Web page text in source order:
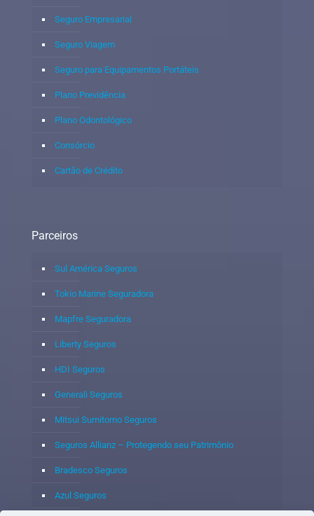
Seguro Empresarial
Seguro Viagem
Seguro para Equipamentos Portáteis
Plano Previdência
Plano Odontológico
Consórcio
Cartão de Crédito
Parceiros
Sul América Seguros
Tokio Marine Seguradora
Mapfre Seguradora
Liberty Seguros
HDI Seguros
Generali Seguros
Mitsui Sumitomo Seguros
Seguros Allianz – Protegendo seu Patrimônio
Bradesco Seguros
Azul Seguros